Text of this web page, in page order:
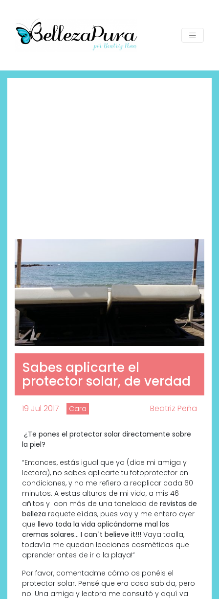
Sabes aplicarte el
protector solar, de verdad
19 Jul 2017 Cara Beatriz Peña
¿Te pones el protector solar directamente sobre
la piel?
“Entonces, estás igual que yo (dice mi amiga y
lectora), no sabes aplicarte tu fotoprotector en
condiciones, y no me refiero a reaplicar cada 60
minutos. A estas alturas de mi vida, a mis 46
añitos y con más de una tonelada de revistas de
belleza requeteleídas, pues voy y me entero ayer
que llevo toda la vida aplicándome mal las
cremas solares… I can´t believe it!!! Vaya toalla,
todavía me quedan lecciones cosméticas que
aprender antes de ir a la playa!”
Por favor, comentadme cómo os ponéis el
protector solar. Pensé que era cosa sabida, pero
no. Una amiga y lectora me consultó y aquí va